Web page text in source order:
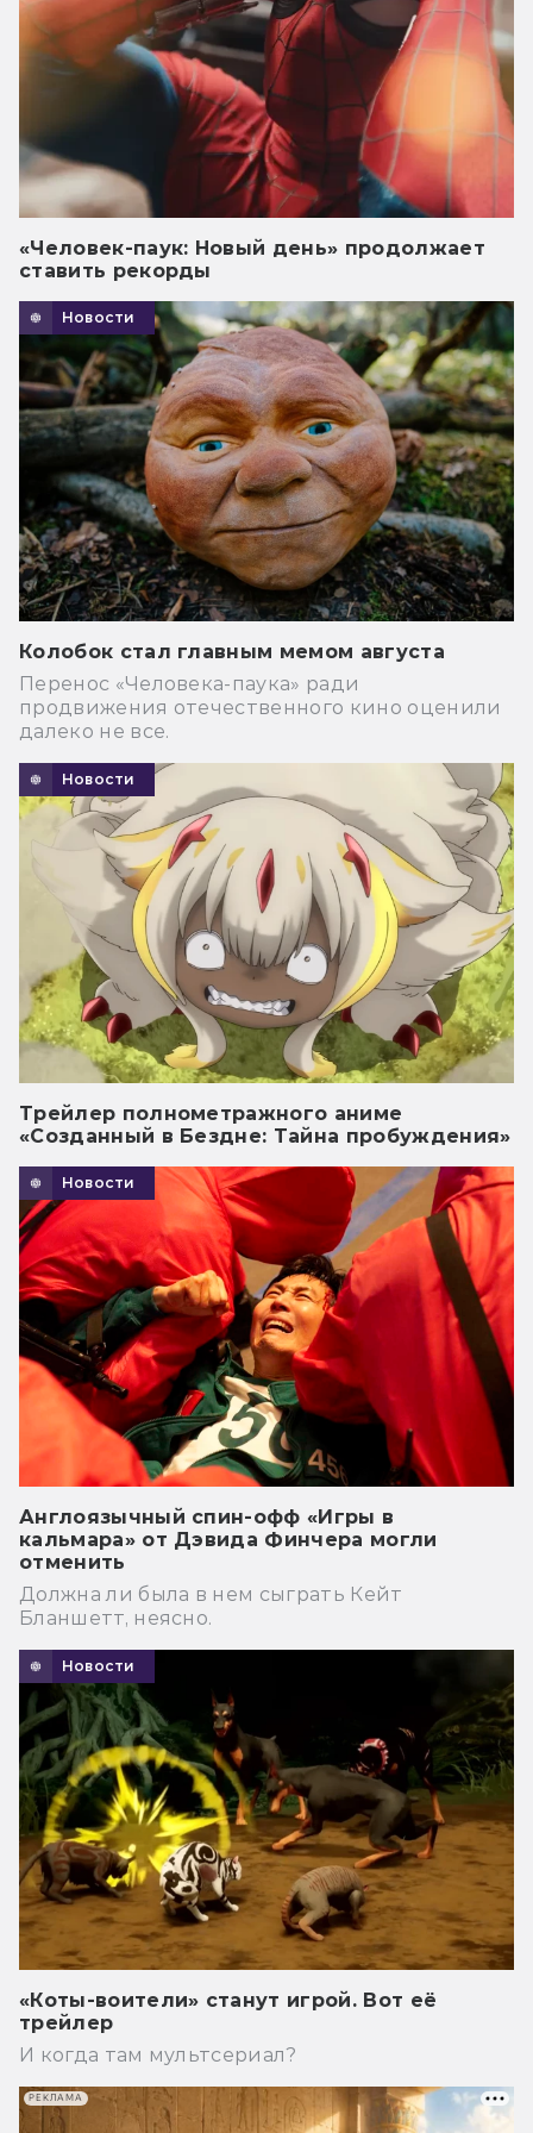
«Человек-паук: Новый день» продолжает
ставить рекорды
Новости
Колобок стал главным мемом августа
Перенос «Человека-паука» ради
продвижения отечественного кино оценили
далеко не все.
Новости
Трейлер полнометражного аниме
«Созданный в Бездне: Тайна пробуждения»
Новости
Англоязычный спин-офф «Игры в
кальмара» от Дэвида Финчера могли
отменить
Должна ли была в нем сыграть Кейт
Бланшетт, неясно.
Новости
«Коты-воители» станут игрой. Вот её
трейлер
И когда там мультсериал?
РЕКЛАМА